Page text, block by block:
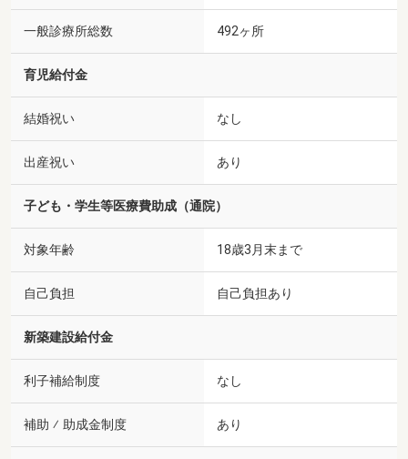
一般診療所総数 492ヶ所
育児給付金
結婚祝い なし
出産祝い あり
子ども・学生等医療費助成（通院）
対象年齢 18歳3月末まで
自己負担 自己負担あり
新築建設給付金
利子補給制度 なし
補助 ⁄ 助成金制度 あり